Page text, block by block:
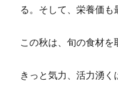
る。そして、栄養価も
この秋は、旬の食材を
きっと気力、活力湧